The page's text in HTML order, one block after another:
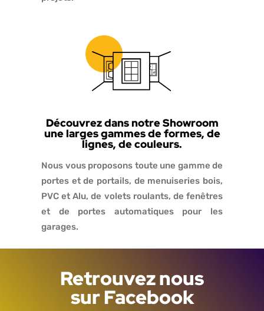
Découvrez dans notre Showroom
une larges gammes de formes, de
lignes, de couleurs.
Nous vous proposons toute une gamme de
portes et de portails, de menuiseries bois,
PVC et Alu, de volets roulants, de fenêtres
et de portes automatiques pour les
garages.
Retrouvez nous
sur Facebook